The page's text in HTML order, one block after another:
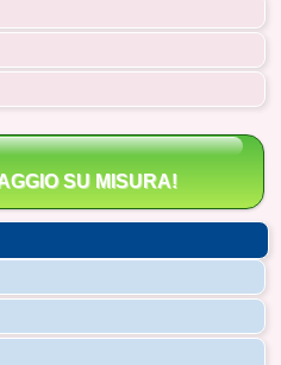
SU MISURA!